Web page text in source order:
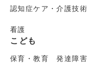
認知症ケア・介護技術
看護
こども
保育・教育 発達障